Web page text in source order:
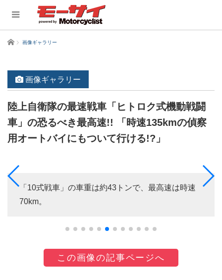
ホーム 画像ギャラリー
画像ギャラリー
陸上自衛隊の最速戦車「ヒトロク式機動戦闘
車」の恐るべき最高速!! 「時速135kmの偵察
用オートバイにもついて行ける!?」
「10式戦車」の車重は約43トンで、最高速は時速
70km。
この画像の記事ページへ